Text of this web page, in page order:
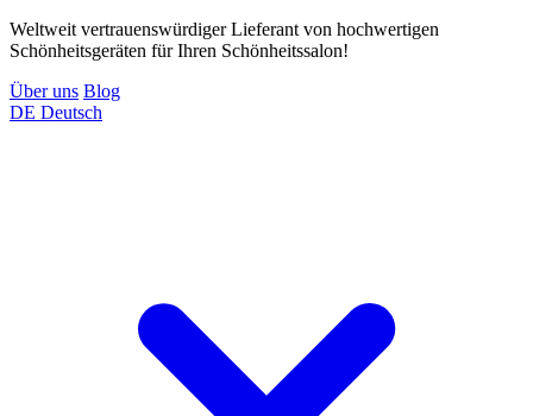
Weltweit vertrauenswürdiger Lieferant von hochwertigen
Schönheitsgeräten für Ihren Schönheitssalon!
Über uns Blog
DE Deutsch